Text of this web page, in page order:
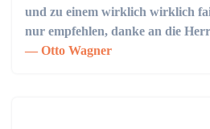
und zu einem wirklich wirklich
nur empfehlen, danke an die
Otto Wagner